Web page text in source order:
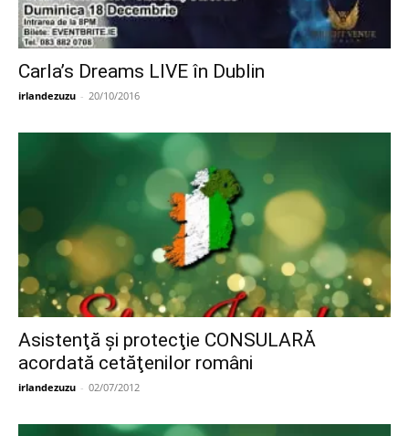
Carla’s Dreams LIVE în Dublin
irlandezuzu - 20/10/2016
Asistenţă şi protecţie CONSULARĂ
acordată cetăţenilor români
irlandezuzu - 02/07/2012